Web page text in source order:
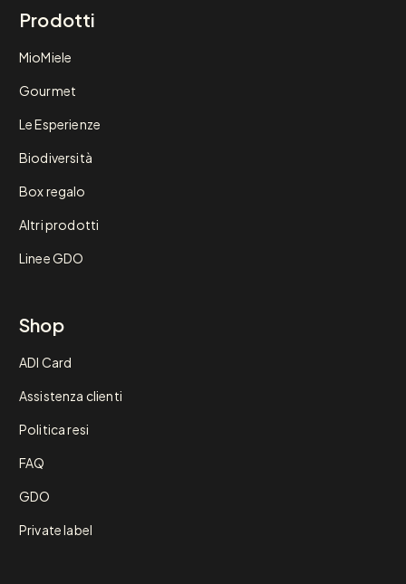
Prodotti
MioMiele
Gourmet
Le Esperienze
Biodiversità
Box regalo
Altri prodotti
Linee GDO
Shop
ADI Card
Assistenza clienti
Politica resi
FAQ
GDO
Private label